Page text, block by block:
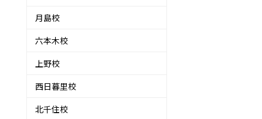
月島校
六本木校
上野校
西日暮里校
北千住校